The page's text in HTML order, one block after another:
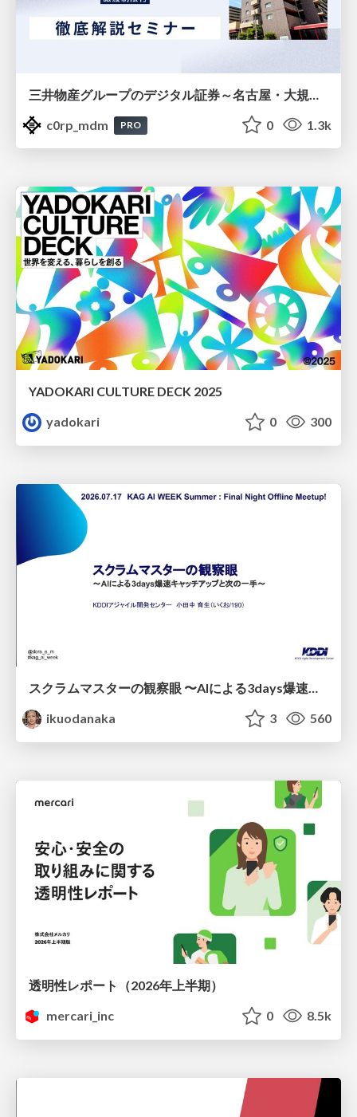
c0rp_mdm
PRO 0 1.3k
YADOKARI CULTURE DECK 2025
yadokari
0 300
スクラムマスターの観察眼 〜AIによる3days爆速キャッチアップと次の一手〜/The Scrum Master's Insight: Lightning-Fast 3-Day Catch-Up with AI and the Next Move
ikuodanaka
3 560
透明性レポート（2026年上半期）
mercari_inc
0 8.5k